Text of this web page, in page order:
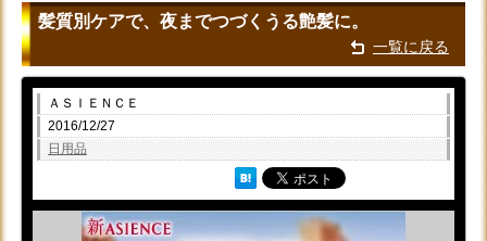
髪質別ケアで、夜までつづくうる艶髪に。
一覧に戻る
ＡＳＩＥＮＣＥ
2016/12/27
日用品